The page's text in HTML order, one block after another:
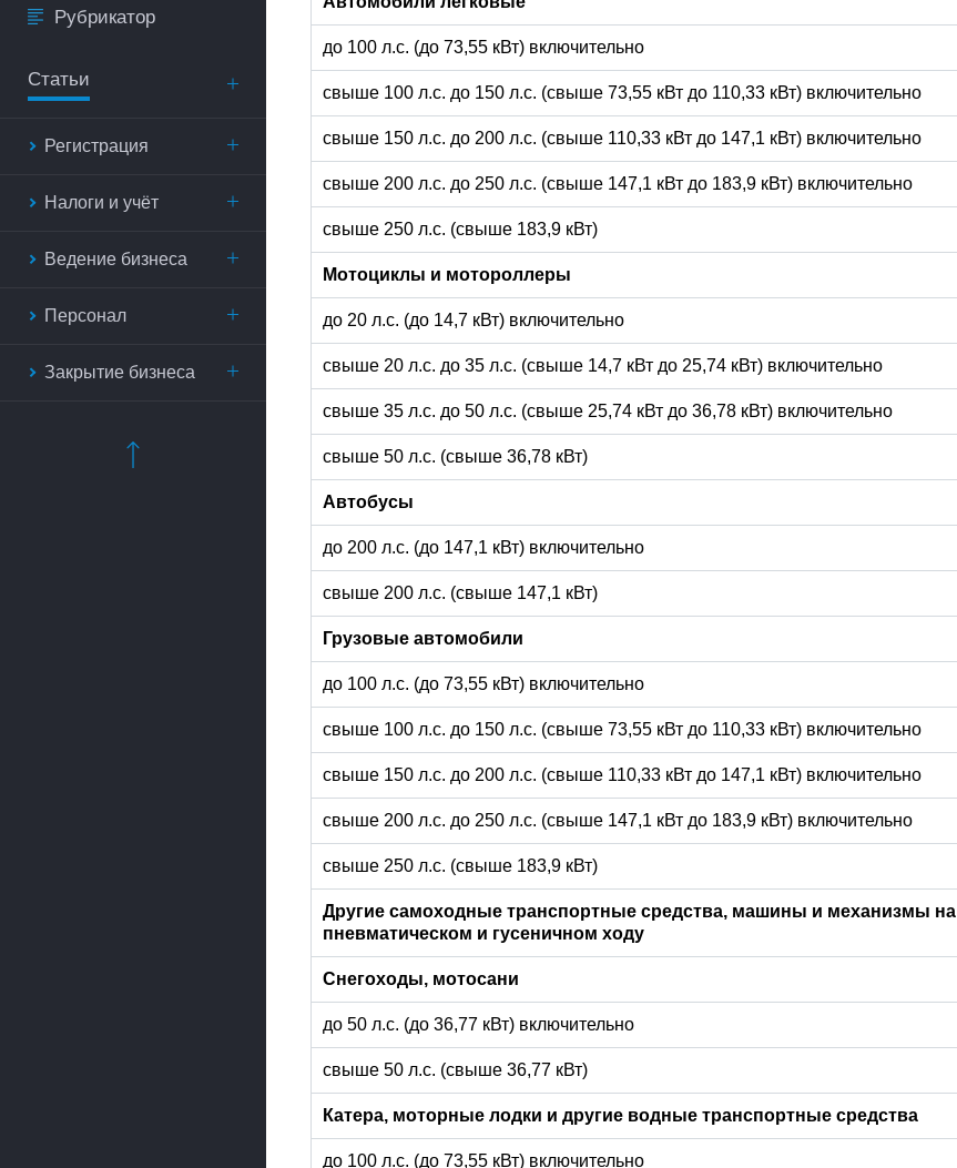
Рубрикатор
Статьи
Регистрация
Налоги и учёт
Ведение бизнеса
Персонал
Закрытие бизнеса
до 100 л.с. (до 73,55 кВт) включительно
свыше 100 л.с. до 150 л.с. (свыше 73,55 кВт до 110,33 кВт) включительно
свыше 150 л.с. до 200 л.с. (свыше 110,33 кВт до 147,1 кВт) включительно
свыше 200 л.с. до 250 л.с. (свыше 147,1 кВт до 183,9 кВт) включительно
свыше 250 л.с. (свыше 183,9 кВт)
Мотоциклы и мотороллеры
до 20 л.с. (до 14,7 кВт) включительно
свыше 20 л.с. до 35 л.с. (свыше 14,7 кВт до 25,74 кВт) включительно
свыше 35 л.с. до 50 л.с. (свыше 25,74 кВт до 36,78 кВт) включительно
свыше 50 л.с. (свыше 36,78 кВт)
Автобусы
до 200 л.с. (до 147,1 кВт) включительно
свыше 200 л.с. (свыше 147,1 кВт)
Грузовые автомобили
до 100 л.с. (до 73,55 кВт) включительно
свыше 100 л.с. до 150 л.с. (свыше 73,55 кВт до 110,33 кВт) включительно
свыше 150 л.с. до 200 л.с. (свыше 110,33 кВт до 147,1 кВт) включительно
свыше 200 л.с. до 250 л.с. (свыше 147,1 кВт до 183,9 кВт) включительно
свыше 250 л.с. (свыше 183,9 кВт)
Другие самоходные транспортные средства, машины и механизмы на
пневматическом и гусеничном ходу
Снегоходы, мотосани
до 50 л.с. (до 36,77 кВт) включительно
свыше 50 л.с. (свыше 36,77 кВт)
Катера, моторные лодки и другие водные транспортные средства
до 100 л.с. (до 73,55 кВт) включительно